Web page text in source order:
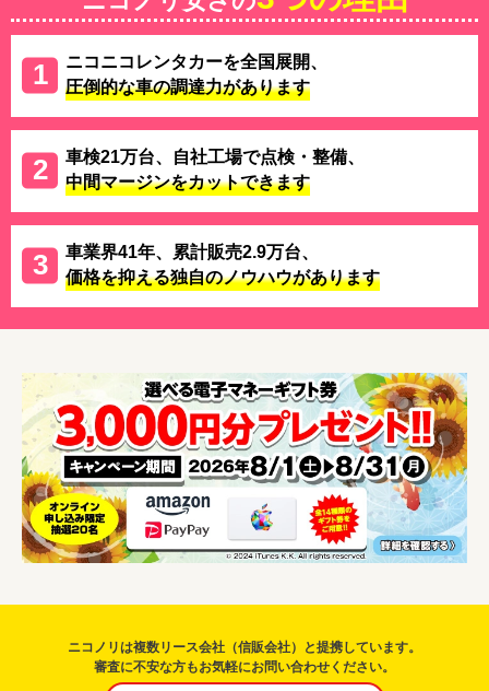
ニコニコレンタカーを全国展開、
圧倒的な車の調達力があります
車検21万台、自社工場で点検・整備、
中間マージンをカットできます
車業界41年、累計販売2.9万台、
価格を抑える独自のノウハウがあります
ニコノリは複数リース会社（信販会社）と提携しています。
審査に不安な方もお気軽にお問い合わせください。